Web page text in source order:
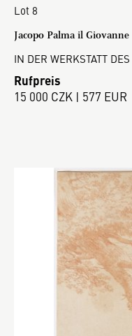
Lot 8
Jacopo Palma il
IN DER WERKSTATT
Rufpreis
15 000 CZK | 577 EUR